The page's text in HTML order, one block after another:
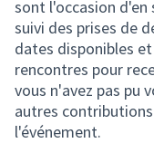
sont l'occasion
suivi des prises de
dates disponibles
rencontres pour
vous n'avez pas pu
autres
l'événement.